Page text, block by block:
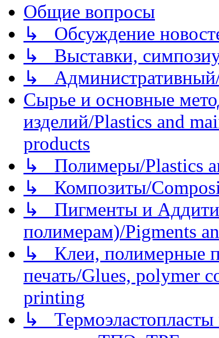
Общие вопросы
↳ Обсуждение
↳ Выставки,
↳
Сырье и основные
изделий/Plastics and
products
↳ Полимеры/Plastics
↳ Композиты/
↳ Пигменты и
полимерам)/Pigments
↳ Клеи, полимерные
печать/Glues, polymer
printing
↳